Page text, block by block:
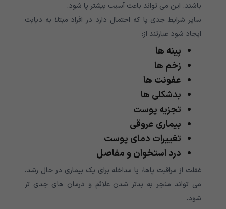
باشند. این می تواند باعث آسیب بیشتر پا شود.
سایر شرایط جدی پا که احتمال دارد در افراد مبتلا به دیابت
ایجاد شود عبارتند از:
پینه ها
زخم ها
عفونت ها
بدشکلی ها
تجزیه پوست
بیماری عروقی
تغییرات دمای پوست
درد استخوان و مفاصل
غفلت از مراقبت پاها، یا مداخله برای یک بیماری در حال رشد،
می تواند منجر به بدتر شدن علائم و درمان های جدی تر
شود.